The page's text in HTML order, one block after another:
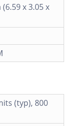
x 3.05 x
(typ), 800